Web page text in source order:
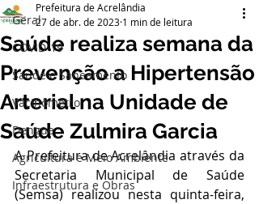
Geral
COVID-19
Saúde e Saneamento
Vacinômetro
Dengue
Agricultura e Meio Ambiente
Infraestrutura e Obras
Saúde realiza semana da
Prevenção a Hipertensão
Arterial na Unidade de
Saúde Zulmira Garcia
Prefeitura de Acrelândia
27 de abr. de 2023 1 min de leitura
A Prefeitura de Acrelândia através da
Secretaria Municipal de Saúde
(Semsa) realizou nesta quinta-feira,